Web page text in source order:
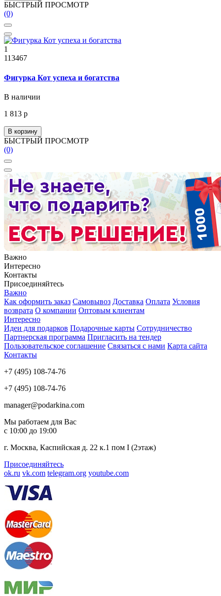
БЫСТРЫЙ ПРОСМОТР
(0)
1
113467
Фигурка Кот успеха и богатства
В наличии
1 813 р
В корзину
БЫСТРЫЙ ПРОСМОТР
(0)
Важно
Интересно
Контакты
Присоединяйтесь
Важно
Как оформить заказ Самовывоз Доставка Оплата Условия
возврата О компании Оптовым клиентам
Интересно
Идеи для подарков Подарочные карты Сотрудничество
Партнерская программа Пригласить на тендер
Пользовательское соглашение Связаться с нами Карта сайта
Контакты
+7 (495) 108-74-76
+7 (495) 108-74-76
manager@podarkina.com
Мы работаем для Вас
с 10:00 до 19:00
г. Москва, Каспийская д. 22 к.1 пом I (2этаж)
Присоединяйтесь
ok.ru vk.com telegram.org youtube.com